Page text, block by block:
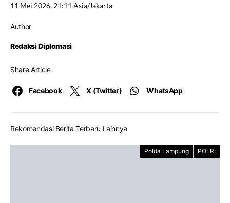
11 Mei 2026, 21:11 Asia/Jakarta
Author
Redaksi Diplomasi
Share Article
Facebook X (Twitter) WhatsApp
Rekomendasi Berita Terbaru Lainnya
Polda Lampung POLRI